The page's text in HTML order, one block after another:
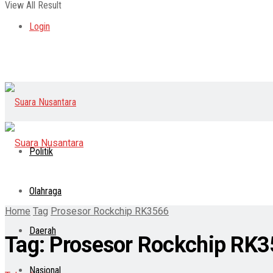
View All Result
Login
Politik
Olahraga
Daerah
Nasional
Home Tag Prosesor Rockchip RK3566
Tag: Prosesor Rockchip